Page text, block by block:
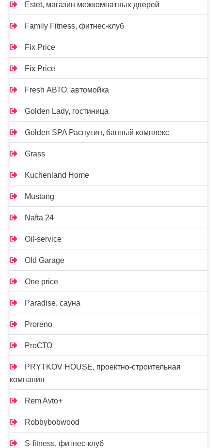
Estet, магазин межкомнатных дверей
Family Fitness, фитнес-клуб
Fix Price
Fix Price
Fresh АВТО, автомойка
Golden Lady, гостиница
Golden SPA Распутин, банный комплекс
Grass
Kuchenland Home
Mustang
Nafta 24
Oil-service
Old Garage
One price
Paradise, сауна
Proreno
ProСТО
PRYTKOV HOUSE, проектно-строительная
компания
Rem Avto+
Robbybobwood
S-fitness, фитнес-клуб